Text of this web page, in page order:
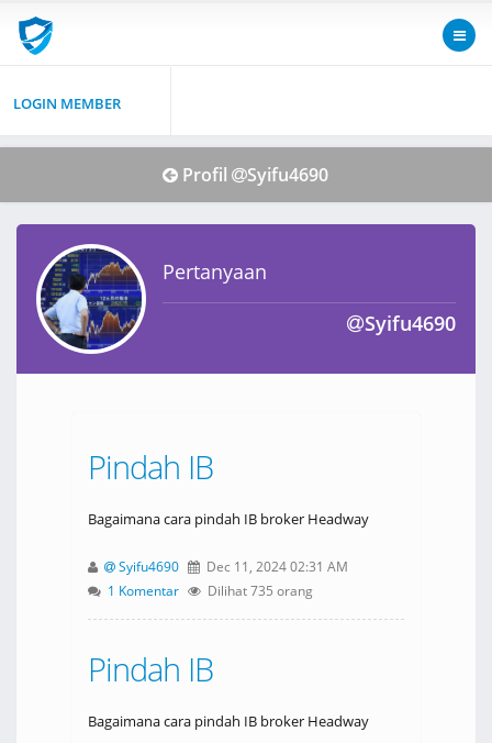
LOGIN MEMBER
Profil Syifu4690
Pertanyaan
Syifu4690
Pindah IB
Bagaimana cara pindah IB broker Headway
Syifu4690
Dec 11, 2024 02:31 AM
1 Komentar
Dilihat 735 orang
Pindah IB
Bagaimana cara pindah IB broker Headway